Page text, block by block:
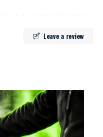
Leave a review